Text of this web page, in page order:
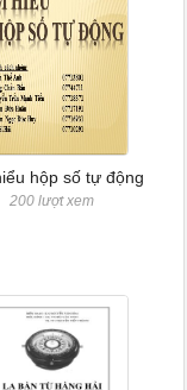
hộp số tự động
200 lượt xem